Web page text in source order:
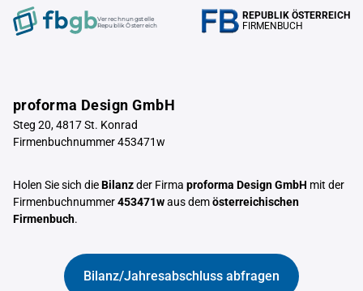
Verrechnungstelle
Republik Österreich
REPUBLIK ÖSTERREICH
FIRMENBUCH
proforma Design GmbH
Steg 20, 4817 St. Konrad
Firmenbuchnummer 453471w
Holen Sie sich dieBilanzder Firma proforma Design GmbH mit der
Firmenbuchnummer453471waus demösterreichischen
Firmenbuch.
Bilanz/Jahresabschluss abfragen